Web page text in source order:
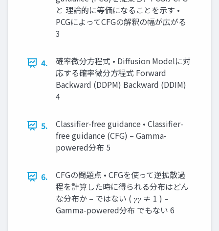
と 理論的に等価になることを示す •
PCGによってCFGの解釈の幅が広がる
3
4.
確率微分方程式 • Diffusion Modelに対
応する確率微分方程式 Forward
Backward (DDPM) Backward (DDIM)
4
5.
Classifier-free guidance • Classifier-
free guidance (CFG) – Gamma-
powered分布 5
6.
CFGの問題点 • CFGを使って逆拡散過
程を計算した時に得られる分布はどん
な分布か – ではない ( 𝛾𝛾 ≠ 1 ) –
Gamma-powered分布 でもない 6